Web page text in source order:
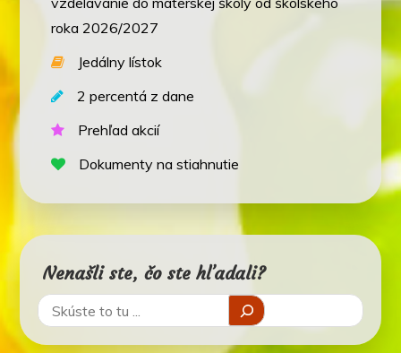
roka 2026/2027
Jedálny lístok
2 percentá z dane
Prehľad akcií
Dokumenty na stiahnutie
Nenašli ste, čo ste hľadali?